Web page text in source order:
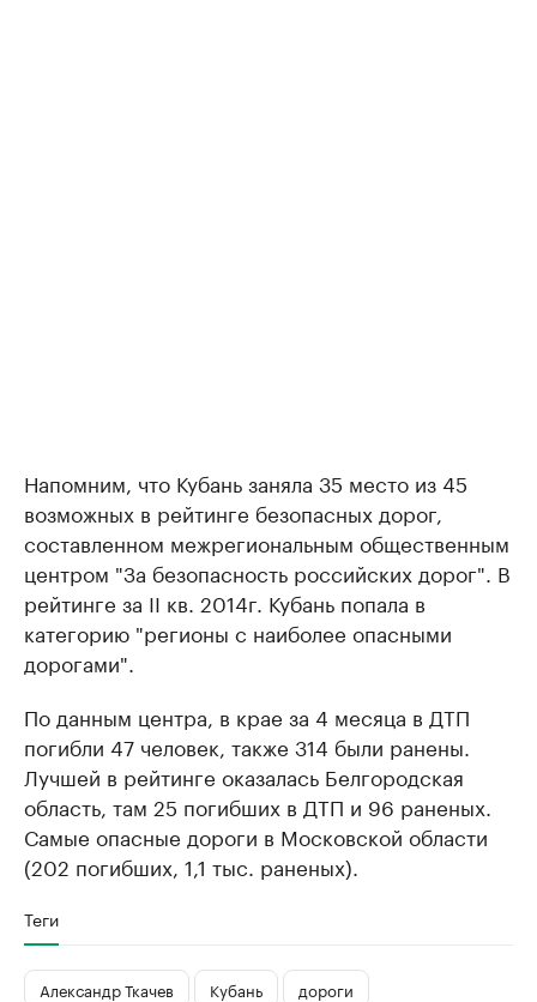
Напомним, что Кубань заняла 35 место из 45
возможных в рейтинге безопасных дорог,
составленном межрегиональным общественным
центром "За безопасность российских дорог". В
рейтинге за II кв. 2014г. Кубань попала в
категорию "регионы с наиболее опасными
дорогами".
По данным центра, в крае за 4 месяца в ДТП
погибли 47 человек, также 314 были ранены.
Лучшей в рейтинге оказалась Белгородская
область, там 25 погибших в ДТП и 96 раненых.
Самые опасные дороги в Московской области
(202 погибших, 1,1 тыс. раненых).
Теги
Александр Ткачев Кубань дороги